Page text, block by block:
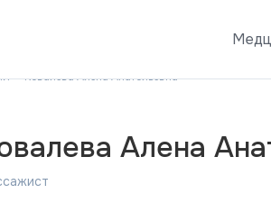
Ковалева Алена Анатольевна
Алена